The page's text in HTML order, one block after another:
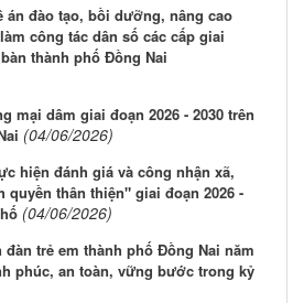
án đào tạo, bồi dưỡng, nâng cao
công tác dân số các cấp giai
thành phố Đồng Nai
mại dâm giai đoạn 2026 - 2030 trên
(04/06/2026)
hiện đánh giá và công nhận xã,
thân thiện" giai đoạn 2026 -
(04/06/2026)
trẻ em thành phố Đồng Nai năm
phúc, an toàn, vững bước trong kỷ